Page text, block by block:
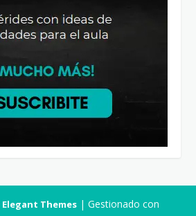
Elegant Themes| Gestionado con